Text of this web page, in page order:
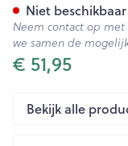
€ 51,95
Niet beschikbaar
Neem contact op
we samen de
Bekijk alle